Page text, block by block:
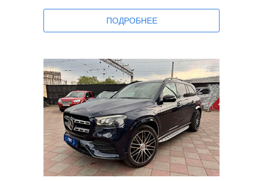
ПОДРОБНЕЕ